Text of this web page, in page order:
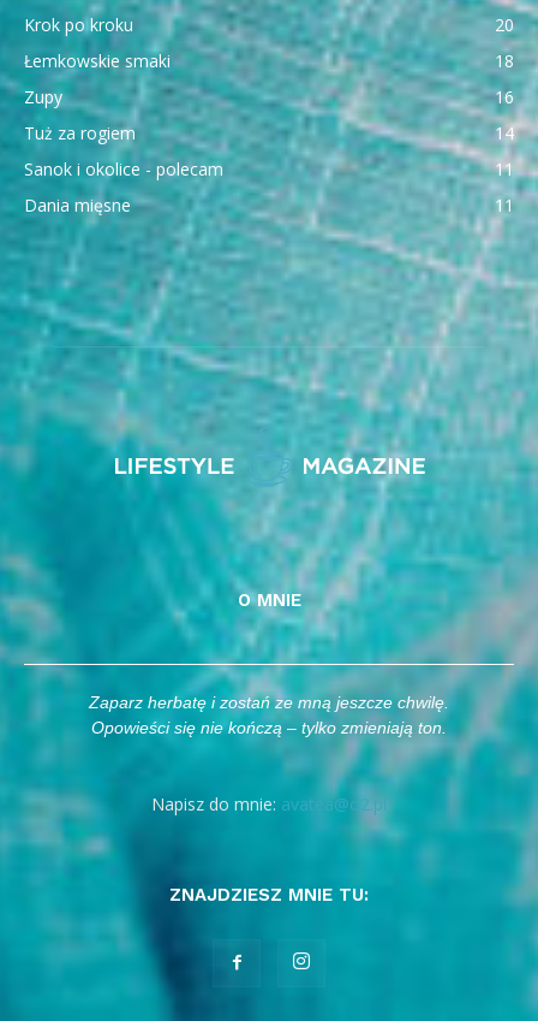
Krok po kroku
20
Łemkowskie smaki
18
Zupy
16
Tuż za rogiem
14
Sanok i okolice - polecam
11
Dania mięsne
11
O MNIE
Zaparz herbatę i zostań ze mną jeszcze chwilę.
Opowieści się nie kończą – tylko zmieniają ton.
Napisz do mnie: avatea@o2.pl
ZNAJDZIESZ MNIE TU: